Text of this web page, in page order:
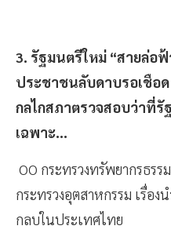
3. รัฐมนตรีใหม่ “สายล่อ
ประชาชนลับดาบรอเชือ
กลไกสภาตรวจสอบว่าที่รั
เฉพาะ…
OO กระทรวงทรัพยากรธร
กระทรวงอุตสาหกรรม เรื่อ
กลบในประเทศไทย